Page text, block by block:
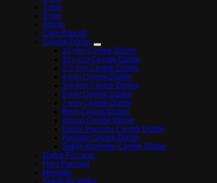
7 mm
8 mm
Ahşap
Cam Boncuk
Çeyrek Diziler
10 mm Çeyrek Diziler
10+ mm Çeyrek Diziler
2-3 mm Çeyrek Diziler
4 mm Çeyrek Diziler
5-6 mm Çeyrek Diziler
6 mm Çeyrek Diziler
7 mm Çeyrek Diziler
8mm Çeyrek Diziler
Ahşap Çeyrek Diziler
Doğal Parçalar Çeyrek Diziler
Hematit Çeyrek Diziler
Şekilli Kesimler Çeyrek Diziler
Doğal Parçalar-
Ham Parçalar
Hematit-
Şekilli Kesimler-